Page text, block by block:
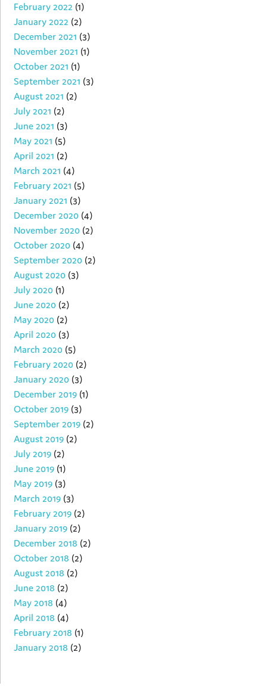
February 2022 (1)
January 2022 (2)
December 2021 (3)
November 2021 (1)
October 2021 (1)
September 2021 (3)
August 2021 (2)
July 2021 (2)
June 2021 (3)
May 2021 (5)
April 2021 (2)
March 2021 (4)
February 2021 (5)
January 2021 (3)
December 2020 (4)
November 2020 (2)
October 2020 (4)
September 2020 (2)
August 2020 (3)
July 2020 (1)
June 2020 (2)
May 2020 (2)
April 2020 (3)
March 2020 (5)
February 2020 (2)
January 2020 (3)
December 2019 (1)
October 2019 (3)
September 2019 (2)
August 2019 (2)
July 2019 (2)
June 2019 (1)
May 2019 (3)
March 2019 (3)
February 2019 (2)
January 2019 (2)
December 2018 (2)
October 2018 (2)
August 2018 (2)
June 2018 (2)
May 2018 (4)
April 2018 (4)
February 2018 (1)
January 2018 (2)